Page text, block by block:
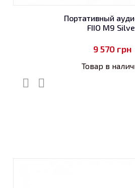
Портативный
FIIO M9
9 570 грн
Товар в